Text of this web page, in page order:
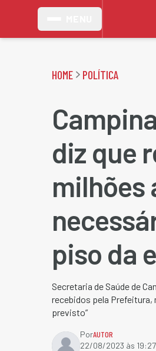
HOME POLÍTICA
diz que
milhões
piso da
Secretaria de Saúde de
recebidos pela Prefeitura,
previsto”
PorAUTOR
22/08/2023 às 19:27